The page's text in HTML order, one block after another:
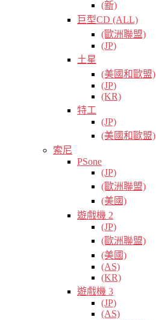
(新)
巨型CD (ALL)
(歐洲聯盟)
(JP)
土星
(美國和歐盟)
(JP)
(KR)
特工
(JP)
(美國和歐盟)
索尼
PSone
(JP)
(歐洲聯盟)
(美國)
遊戲機 2
(JP)
(歐洲聯盟)
(美國)
(AS)
(KR)
遊戲機 3
(JP)
(AS)